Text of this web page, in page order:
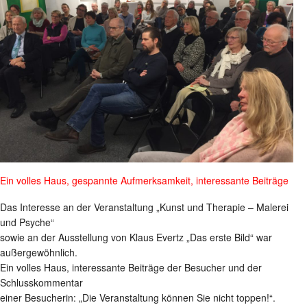
Ein volles Haus, gespannte Aufmerksamkeit, interessante Beiträge
Das Interesse an der Veranstaltung „Kunst und Therapie – Malerei
und Psyche“
sowie an der Ausstellung von Klaus Evertz „Das erste Bild“ war
außergewöhnlich.
Ein volles Haus, interessante Beiträge der Besucher und der
Schlusskommentar
einer Besucherin: „Die Veranstaltung können Sie nicht toppen!“.